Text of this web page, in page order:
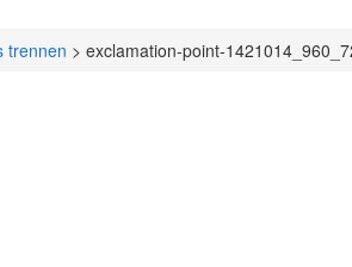
trennen > exclamation-point-